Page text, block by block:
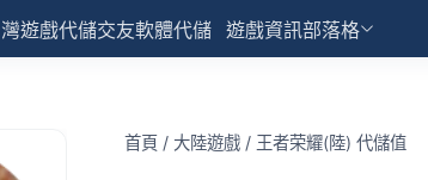
遊戲代儲交友軟體代儲 遊戲資訊部落格
首頁 / 大陸遊戲 / 王者荣耀(陸) 代儲值